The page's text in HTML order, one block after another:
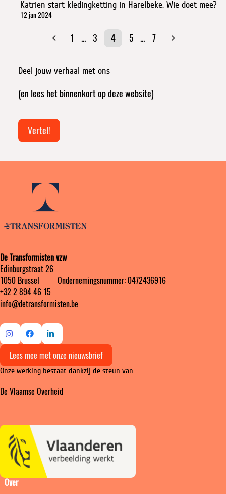
Katrien start kledingketting in Harelbeke. Wie doet mee?
12 jan 2024
1 ... 3 4 5 ... 7
Deel jouw verhaal met ons
(en lees het binnenkort op deze website)
Vertel!
De Transformisten vzw
Edinburgstraat 26
1050 Brussel ‎ ‎‎‎ ‎ ‎ ‎ ‎ ‎ ‎ Ondernemingsnummer: 0472436916
+32 2 894 46 15
info@detransformisten.be
Ga
naar
Instagram
naar
Facebook
Ga
naar
LinkedIn
Over
Lees mee met onze nieuwsbrief
Onze werking bestaat dankzij de steun van
De Vlaamse Overheid